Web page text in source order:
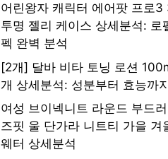
어린왕자 캐릭터 에어팟 프로3
투명 젤리 케이스 상세분석: 로
펙 완벽 분석
[2개] 달바 비타 토닝 로션
개 상세분석: 성분부터 효능까
여성 브이넥니트 라운드 부드
즈핏 울 단가라 니트티 가을 겨
웨터 상세분석